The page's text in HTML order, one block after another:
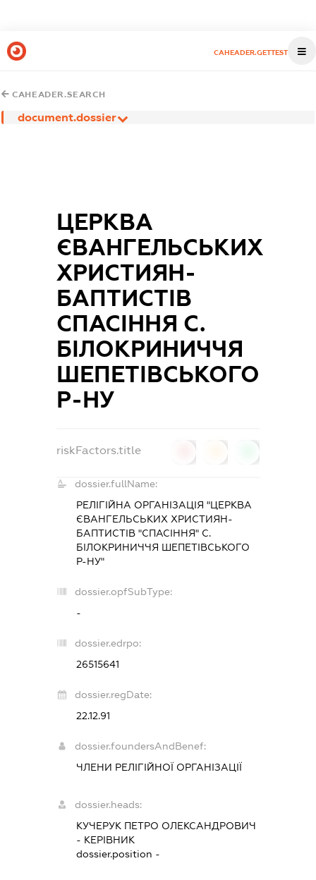
CAHEADER.GETTEST
CAHEADER.SEARCH
document.dossier
ЦЕРКВА
ЄВАНГЕЛЬСЬКИХ
ХРИСТИЯН-
БАПТИСТІВ
СПАСІННЯ С.
БІЛОКРИНИЧЧЯ
ШЕПЕТІВСЬКОГО
Р-НУ
riskFactors.title
dossier.fullName:
РЕЛІГІЙНА ОРГАНІЗАЦІЯ "ЦЕРКВА
ЄВАНГЕЛЬСЬКИХ ХРИСТИЯН-
БАПТИСТІВ "СПАСІННЯ" С.
БІЛОКРИНИЧЧЯ ШЕПЕТІВСЬКОГО
Р-НУ"
dossier.opfSubType:
-
dossier.edrpo:
26515641
dossier.regDate:
22.12.91
dossier.foundersAndBenef:
ЧЛЕНИ РЕЛІГІЙНОЇ ОРГАНІЗАЦІЇ
dossier.heads:
КУЧЕРУК ПЕТРО ОЛЕКСАНДРОВИЧ
- КЕРІВНИК
dossier.position -